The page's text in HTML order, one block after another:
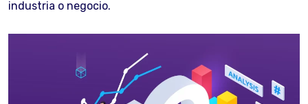
industria o negocio.